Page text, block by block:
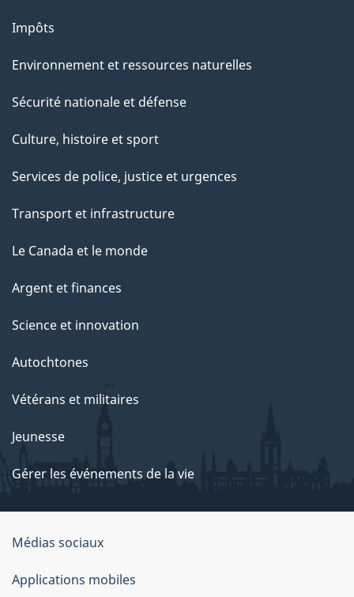
Impôts
Environnement et ressources naturelles
Sécurité nationale et défense
Culture, histoire et sport
Services de police, justice et urgences
Transport et infrastructure
Le Canada et le monde
Argent et finances
Science et innovation
Autochtones
Vétérans et militaires
Jeunesse
Gérer les événements de la vie
Organisation
du
Médias sociaux
Applications mobiles